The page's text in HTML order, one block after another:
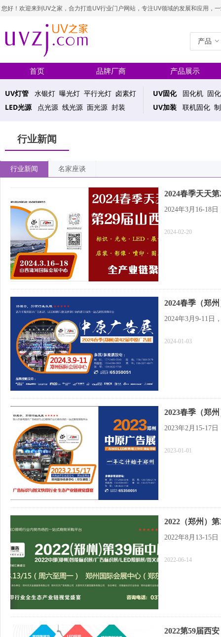
您好！欢迎来到UV之家，合力打造UV行业门户网站，专注UV领域的发展和应用，
产品 ꀁ
首页 品牌厂商 产品展示
UV灯管 水银灯 曝光灯 平行光灯 卤素灯
LED光源 点光源 线光源 面光源 封装
UV固化 固化机 固
UV加装
联机固化
行业新闻 名家座谈
2024春季天天
2024年3月16-18
2024-02-20
2024春季（郑
2024年3月9-11日
2024-01-03
2023春季（郑
2023年2月15-17
2023-01-01
2022（郑州）
2022年8月13-15
2022-06-14
2022第59届西
行业新闻